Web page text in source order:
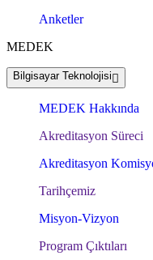
Anketler
MEDEK
Bilgisayar Teknolojisi
MEDEK Hakkında
Akreditasyon Süreci
Akreditasyon
Tarihçemiz
Misyon-Vizyon
Program Çıktıları